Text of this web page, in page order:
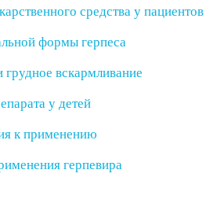
средства у
формы герпеса
вскармливание
у детей
к применению
герпевира